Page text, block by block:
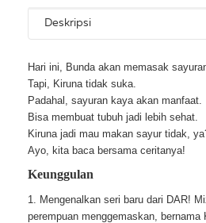
Deskripsi
Hari ini, Bunda akan memasak
Tapi, Kiruna tidak suka.
Padahal, sayuran kaya akan manfaat.
Bisa membuat tubuh jadi lebih sehat.
Kiruna jadi mau makan sayur tidak,
Ayo, kita baca bersama ceritanya!
Keunggulan
1. Mengenalkan seri baru dari DAR!
perempuan menggemaskan, bernama